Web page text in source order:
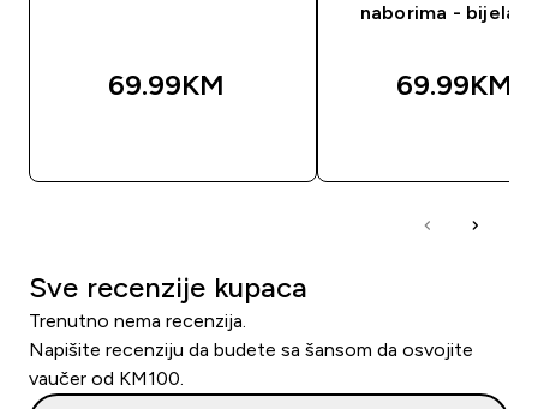
69.99KM‎
naborima - bijela
69.99KM‎
Sve recenzije kupaca
Trenutno nema recenzija.
Napišite recenziju da budete sa šansom da osvojite
vaučer od KM100.